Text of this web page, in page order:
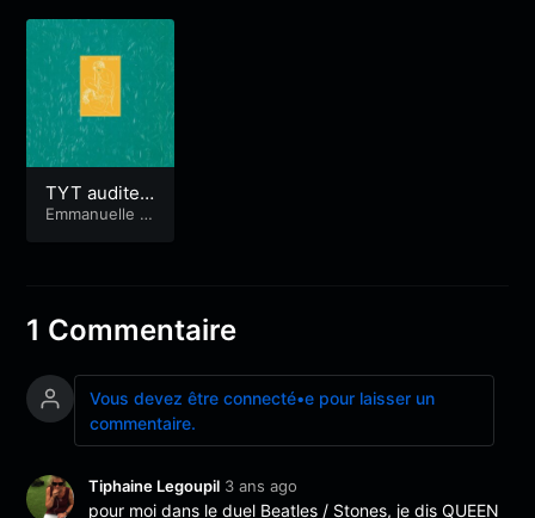
TYT auditeu
rices
Emmanuelle D
1 Commentaire
Vous devez être connecté•e pour laisser un
commentaire.
Tiphaine Legoupil 3 ans ago
pour moi dans le duel Beatles / Stones, je dis QUEEN